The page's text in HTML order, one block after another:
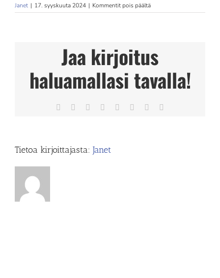
Janet | 17. syyskuuta 2024 | Kommentit pois päältäartikkelissa
FysioProline
Store
in
Hämeenlinna
Jaa kirjoitus
haluamallasi tavalla!
Facebook Reddit LinkedIn
TumblrPinterest
Tietoa kirjoittajasta: Janet